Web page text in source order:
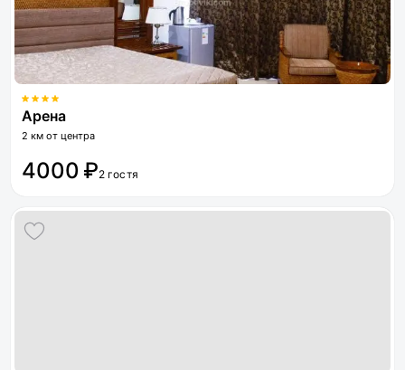
Арена
2 км от центра
4000 ₽2 гостя